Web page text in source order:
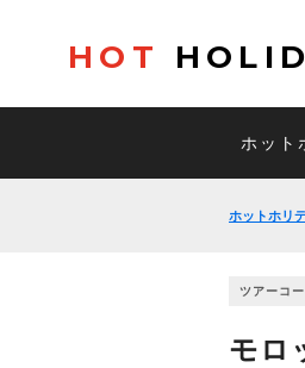
HOT
ホット
ホットホリ
ツアーコ
モロ